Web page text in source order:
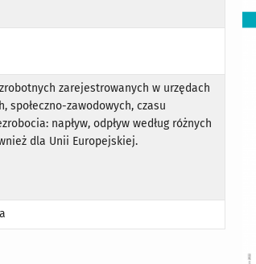
zarejestrowanych w urzędach
społeczno-zawodowych, czasu
napływ, odpływ według różnych
dla Unii Europejskiej.